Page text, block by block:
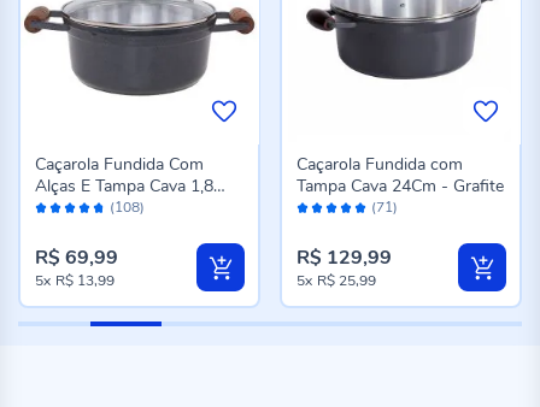
Avaliação: (108)
Caçarola Fundida Com
Alças E Tampa Cava 1,8
Litros - Grafite
R$ 69,99
5x R$ 13,99
Avaliação: (71)
Caçarola Fundida com
Tampa Cava 24Cm - Grafite
R$ 129,99
5x R$ 25,99